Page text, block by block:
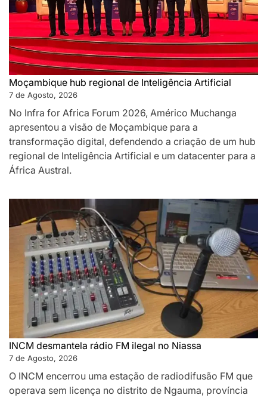
Moçambique hub regional de Inteligência Artificial
7 de Agosto, 2026
No Infra for Africa Forum 2026, Américo Muchanga
apresentou a visão de Moçambique para a
transformação digital, defendendo a criação de um hub
regional de Inteligência Artificial e um datacenter para a
África Austral.
INCM desmantela rádio FM ilegal no Niassa
7 de Agosto, 2026
O INCM encerrou uma estação de radiodifusão FM que
operava sem licença no distrito de Ngauma, província